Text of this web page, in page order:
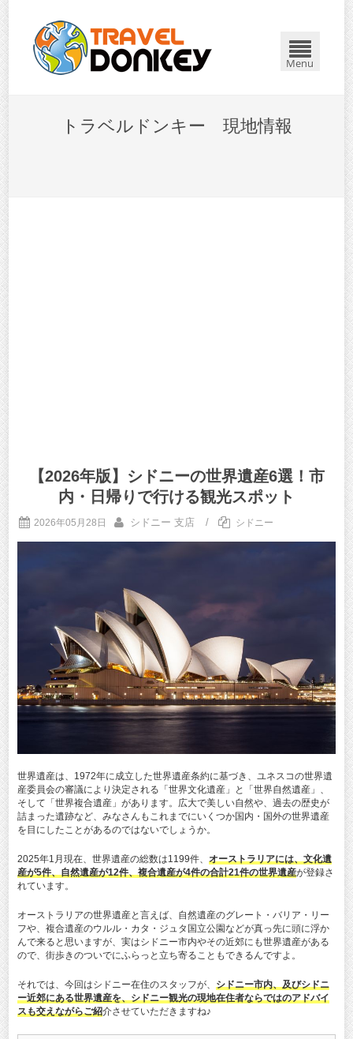
Menu
トラベルドンキー 現地情報
【2026年版】シドニーの世界遺産6選！市
内・日帰りで行ける観光スポット
2026年05月28日 シドニー 支店 / シドニー
世界遺産は、1972年に成立した世界遺産条約に基づき、ユネスコの世界遺
産委員会の審議により決定される「世界文化遺産」と「世界自然遺産」、
そして「世界複合遺産」があります。広大で美しい自然や、過去の歴史が
詰まった遺跡など、みなさんもこれまでにいくつか国内・国外の世界遺産
を目にしたことがあるのではないでしょうか。
2025年1月現在、世界遺産の総数は1199件、 オーストラリアには、文化遺
産が5件、自然遺産が12件、複合遺産が4件の合計21件の世界遺産が登録さ
れています。
オーストラリアの世界遺産と言えば、自然遺産のグレート・バリア・リー
フや、複合遺産のウルル・カタ・ジュタ国立公園などが真っ先に頭に浮か
んで来ると思いますが、実はシドニー市内やその近郊にも世界遺産がある
ので、街歩きのついでにふらっと立ち寄ることもできるんですよ。
それでは、今回はシドニー在住のスタッフが、 シドニー市内、及びシドニ
ー近郊にある世界遺産を、シドニー観光の現地在住者ならではのアドバイ
スも交えながらご紹介させていただきますね♪